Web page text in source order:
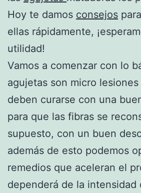
Hoy te damos consejos
ellas rápidamente,
utilidad!
Vamos a comenzar con lo
agujetas son micro
deben curarse con una
para que las fibras se
supuesto, con un buen
además de esto podemos
remedios que aceleran el
dependerá de la intensidad